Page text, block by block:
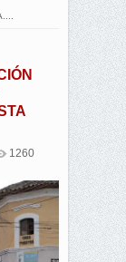
1260